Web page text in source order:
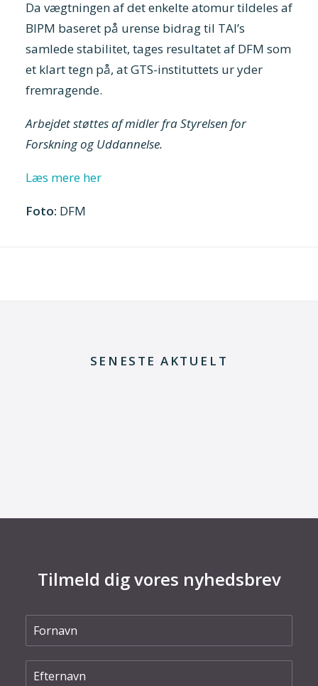
Da vægtningen af det enkelte atomur tildeles af
BIPM baseret på urense bidrag til TAI’s
samlede stabilitet, tages resultatet af DFM som
et klart tegn på, at GTS-instituttets ur yder
fremragende.
Arbejdet støttes af midler fra Styrelsen for
Forskning og Uddannelse.
Læs mere her
Foto: DFM
SENESTE AKTUELT
Tilmeld dig vores nyhedsbrev